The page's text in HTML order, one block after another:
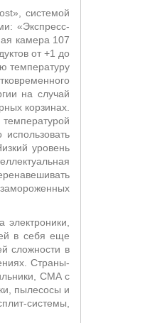
», системой
«Экспресс-
камера 107
от +1 до
температуру
на случай
корзинах.
температурой
уровень
замороженных
в себя еще
сложности в
Страны-
СМА с
пылесосы и
системы,